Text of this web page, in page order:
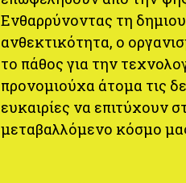
Ενθαρρύνοντας τη
ανθεκτικότητα, ο
το πάθος για την
προνομιούχα άτομα τις
ευκαιρίες να επιτύχουν
μεταβαλλόμενο κόσμο